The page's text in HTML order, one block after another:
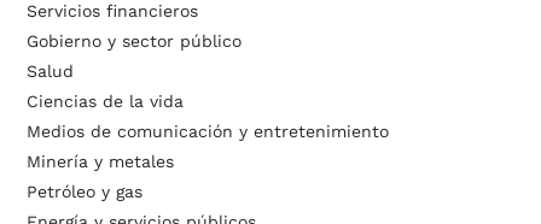
Servicios financieros
Gobierno y sector público
Salud
Ciencias de la vida
Medios de comunicación y entretenimiento
Minería y metales
Petróleo y gas